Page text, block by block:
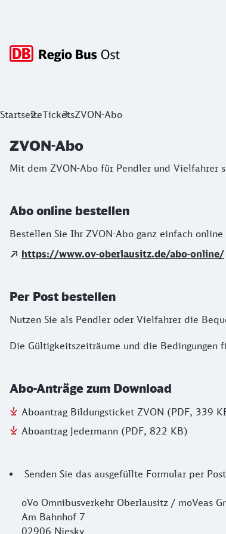
ZVON-Abo
StartseiteTicketsZVON-Abo
ZVON-Abo
Mit dem ZVON-Abo für Pendler und Vielfahrer
Abo online bestellen
Bestellen Sie Ihr ZVON-Abo ganz einfach
https://www.ov-oberlausitz.de/abo-online/
Per Post bestellen
Nutzen Sie als Pendler oder Vielfahrer die
Die Gültigkeitszeiträume und die Bedingungen
Abo-Anträge zum Download
Aboantrag Bildungsticket ZVON (PDF, 339
Aboantrag Jedermann (PDF, 822 KB)
Senden Sie das ausgefüllte Formular per
oVo Omnibusverkehr Oberlausitz / moVeas
Am Bahnhof 7
02906 Niesky